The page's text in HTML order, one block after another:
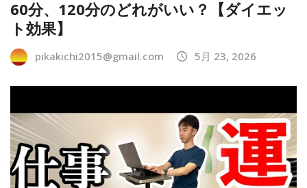
60分、120分のどれがいい？【ダイエッ
ト効果】
pikakichi2015@gmail.com 5月 23, 2026